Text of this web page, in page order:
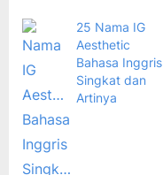
25 Nama IG
Aesthetic
Bahasa Inggris
Singkat dan
Artinya